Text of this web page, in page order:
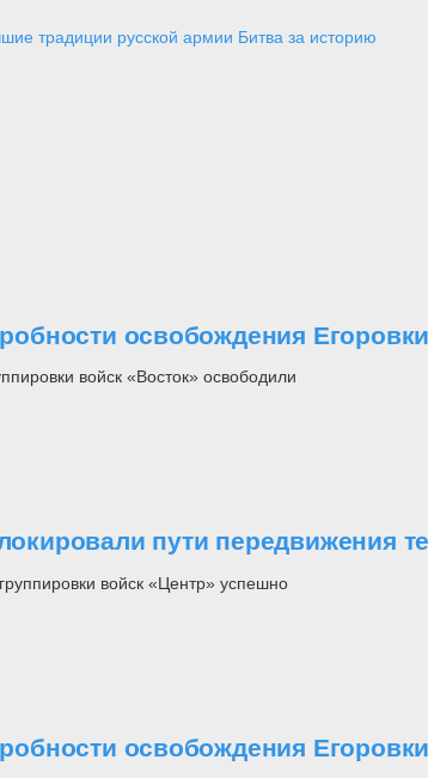
традиции русской армии Битва за историю
освобождения
войск «Восток» освободили
пути передвижения
войск «Центр» успешно
освобождения